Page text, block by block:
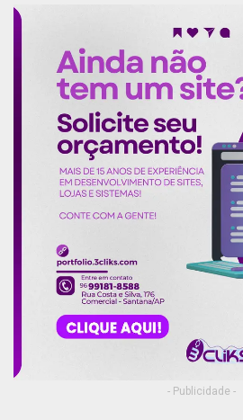
- Publicidade -